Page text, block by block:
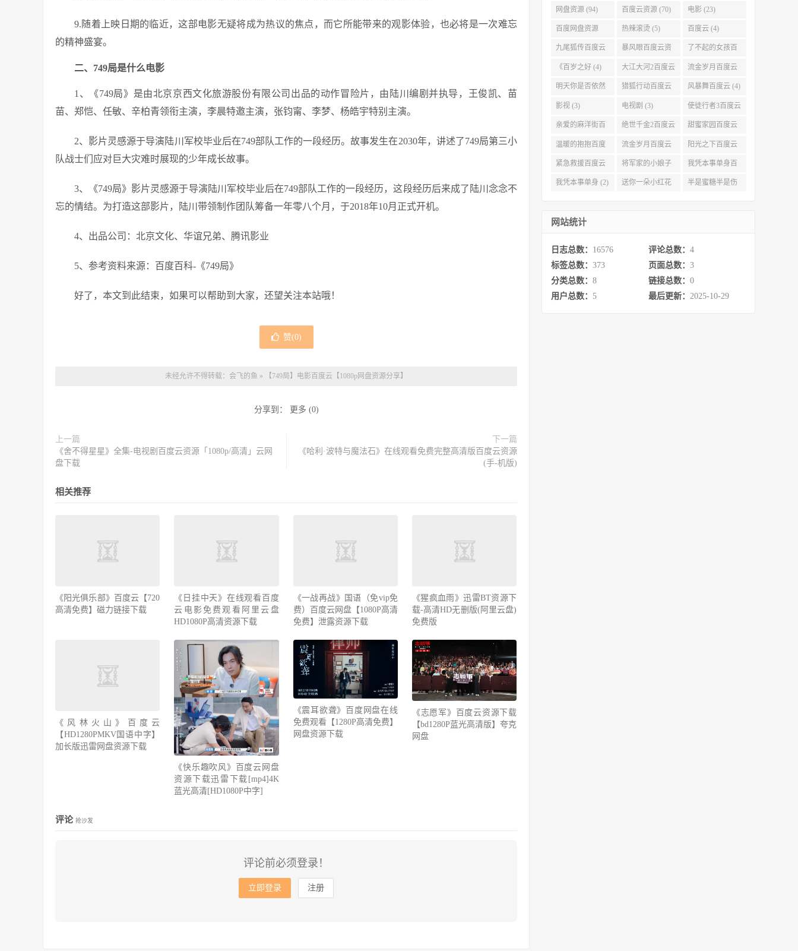
9.随着上映日期的临近，这部电影无疑将成为热议的焦点，而它所能带来的观影体验，也必将是一次难忘
的精神盛宴。
二、749局是什么电影
1、《749局》是由北京京西文化旅游股份有限公司出品的动作冒险片，由陆川编剧并执导，王俊凯、苗
苗、郑恺、任敏、辛柏青领衔主演，李晨特邀主演，张钧甯、李梦、杨皓宇特别主演。
2、影片灵感源于导演陆川军校毕业后在749部队工作的一段经历。故事发生在2030年，讲述了749局第三小
队战士们应对巨大灾难时展现的少年成长故事。
3、《749局》影片灵感源于导演陆川军校毕业后在749部队工作的一段经历，这段经历后来成了陆川念念不
忘的情结。为打造这部影片，陆川带领制作团队筹备一年零八个月，于2018年10月正式开机。
4、出品公司：北京文化、华谊兄弟、腾讯影业
5、参考资料来源：百度百科-《749局》
好了，本文到此结束，如果可以帮助到大家，还望关注本站哦！
赞(0)
未经允许不得转载： 会飞的鱼 » 【749局】电影百度云【1080p网盘资源分享】
分享到： 更多 (0)
上一篇
《舍不得星星》全集-电视剧百度云资源「1080p/高清」云网
盘下载
下一篇
《哈利·波特与魔法石》在线观看免费完整高清版百度云资源
(手-机版)
相关推荐
《阳光俱乐部》百度云【720
高清免费】磁力链接下载
《日挂中天》在线观看百度
云电影免费观看阿里云盘
HD1080P高清资源下载
《一战再战》国语（免vip免
费）百度云网盘【1080P高清
免费】泄露资源下载
《猩疯血雨》迅雷BT资源下
载-高清HD无删版(阿里云盘)
免费版
《风林火山》百度云
【HD1280PMKV国语中字】
加长版迅雷网盘资源下载
《快乐趣吹风》百度云网盘
资源下载迅雷下载[mp4]4K
蓝光高清[HD1080P中字]
《震耳欲聋》百度网盘在线
免费观看【1280P高清免费】
网盘资源下载
《志愿军》百度云资源下载
【bd1280P蓝光高清版】夸克
网盘
评论 抢沙发
评论前必须登录！
立即登录 注册
网盘资源 (94) 百度云资源 (70) 电影 (23)
百度网盘资源
(11)
热辣滚烫 (5) 百度云 (4)
九尾狐传百度云
(4)
暴风眼百度云资
源 (4)
了不起的女孩百
度云 (4)
《百岁之好 (4) 大江大河2百度云
(4)
流金岁月百度云
(4)
明天你是否依然
爱我百度云 (4)
猎狐行动百度云
(4)
风暴舞百度云 (4)
影视 (3) 电视剧 (3) 使徒行者3百度云
资源 (3)
亲爱的麻洋街百
度云资源 (3)
绝世千金2百度云
(3)
甜蜜家园百度云
(3)
温暖的抱抱百度
云 (3)
流金岁月百度云
完整网盘 (3)
阳光之下百度云
(3)
紧急救援百度云
资源 (2)
将军家的小娘子
百度云 (2)
我凭本事单身百
度云资源 (2)
我凭本事单身 (2) 送你一朵小红花 半是蜜糖半是伤
网站统计
日志总数： 16576 评论总数： 4
标签总数： 373 页面总数： 3
分类总数： 8 链接总数： 0
用户总数： 5 最后更新： 2025-10-29